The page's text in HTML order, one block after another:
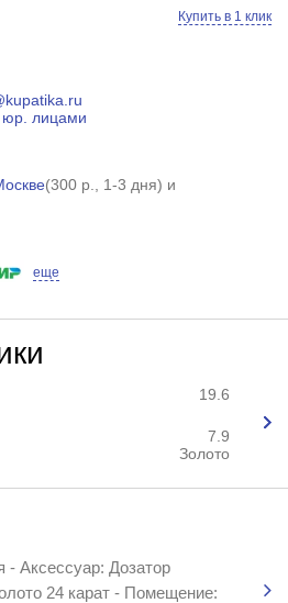
Купить в 1 клик
юр. лицами
(300 р.
, 1-3 дня) и
еще
19.6
7.9
Золото
- Аксессуар: Дозатор
24 карат - Помещение: